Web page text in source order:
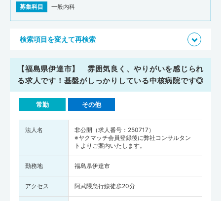
募集科目 一般内科
検索項目を変えて再検索
【福島県伊達市】 雰囲気良く、やりがいを感じられ
る求人です！基盤がしっかりしている中核病院です◎
常勤 その他
法人名
非公開（求人番号：250717）
※ヤクマッチ会員登録後に弊社コンサルタン
トよりご案内いたします。
勤務地 福島県伊達市
アクセス 阿武隈急行線徒歩20分